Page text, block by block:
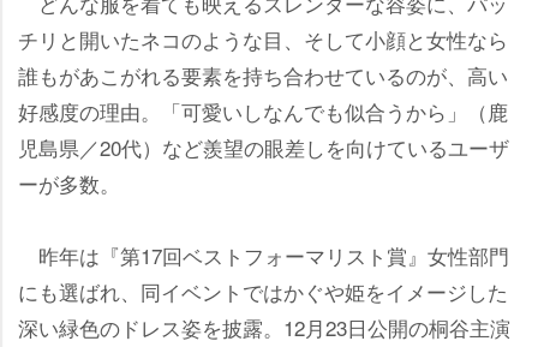
チリと開いたネコのような目、そして小顔と女性なら
誰もがあこがれる要素を持ち合わせているのが、高い
好感度の理由。「可愛いしなんでも似合うから」（鹿
児島県／20代）など羨望の眼差しを向けているユーザ
ーが多数。
昨年は『第17回ベストフォーマリスト賞』女性部門
にも選ばれ、同イベントではかぐや姫をイメージした
深い緑色のドレス姿を披露。12月23日公開の桐谷主演